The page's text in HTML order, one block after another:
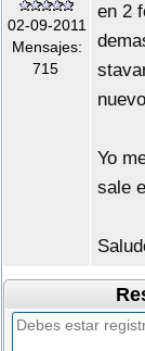
02-09-2011
Mensajes:
715
en 2
Yo
sale